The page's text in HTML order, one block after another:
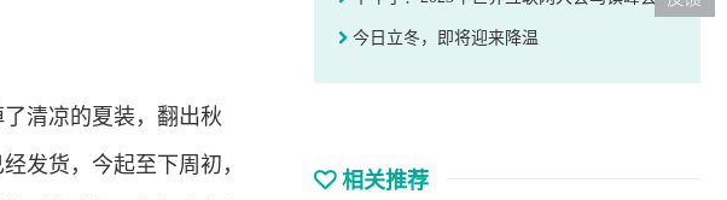
清凉的夏装，翻出秋
发货，今起至下周初，
今日立冬，即将迎来降温
相关推荐